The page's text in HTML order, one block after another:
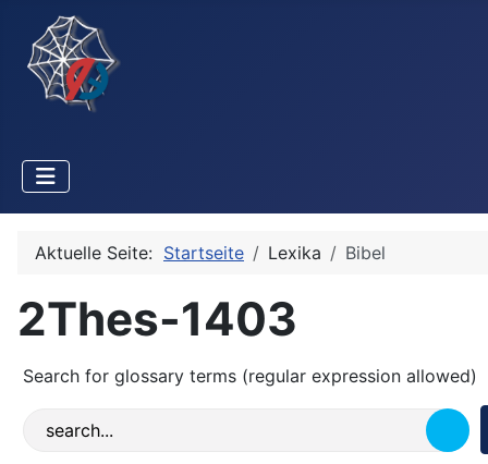
Aktuelle Seite: Startseite Lexika Bibel
2Thes-1403
Search for glossary terms (regular expression allowed)